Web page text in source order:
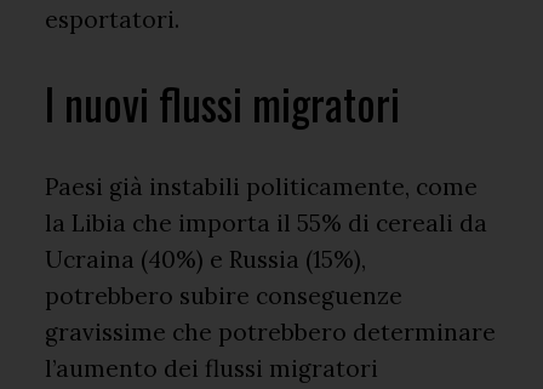
esportatori.
I nuovi flussi migratori
Paesi già instabili politicamente, come
la Libia che importa il 55% di cereali da
Ucraina (40%) e Russia (15%),
potrebbero subire conseguenze
gravissime che potrebbero determinare
l’aumento dei flussi migratori